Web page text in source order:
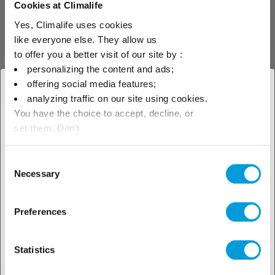
Cookies at Climalife
Yes, Climalife uses cookies
like everyone else. They allow us
to offer you a better visit of our site by :
personalizing the content and ads;
offering social media features;
analyzing traffic on our site using cookies.
You have the choice to accept, decline, or
set them. Don't
Selection
Necessary
Preferences
Statistics
× Закрыть
Выберите свое
чтобы узнать о наших
охлаждения, подходит для
холодильных установок
гипермаркетов, а так же для
холодильных складов,
морозильных установок,
камер хранения и
холодильного транспорта.
Использовать масло ПОЭ.
Хладагенты ГФУ
R-134a (хладагент R134a)
промышленных помещениях